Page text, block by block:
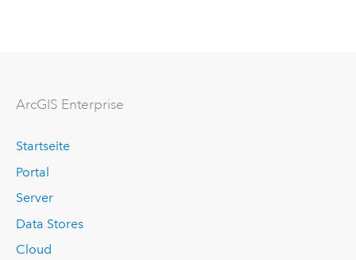
ArcGIS Enterprise
Startseite
Portal
Server
Data Stores
Cloud